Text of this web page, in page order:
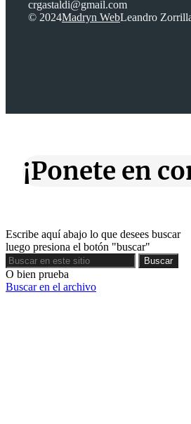
crgastaldi@gmail.com
© 2024Madryn WebLeandro
¡Ponete en
Escribe aquí abajo lo que desees buscar
luego presiona el botón "buscar"
Buscar
Buscar
O bien prueba
Buscar en el archivo